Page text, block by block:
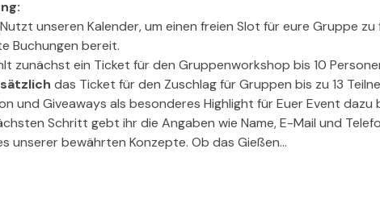
Nutzt unseren Kalender, um einen freien Slot für eure Gruppe zu
Buchungen bereit.
zunächst ein Ticket für den Gruppenworkshop bis 10
das Ticket für den Zuschlag für Gruppen bis zu 13
und Giveaways als besonderes Highlight für Euer Event dazu
Schritt gebt ihr die Angaben wie Name, E-Mail und
unserer bewährten Konzepte. Ob das Gießen…